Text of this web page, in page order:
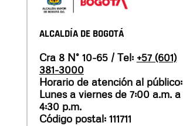
ALCALDÍA DE BOGOTÁ
Cra 8 N° 10-65 / Tel: +57 (601)
381-3000
Horario de atención al público:
Lunes a viernes de 7:00 a.m. a
4:30 p.m.
Código postal: 111711